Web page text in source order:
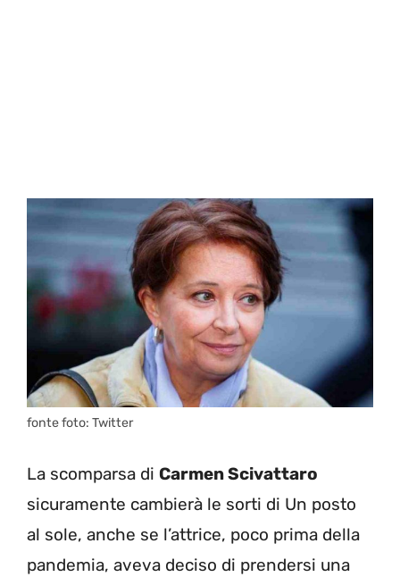
fonte foto: Twitter
La scomparsa di Carmen Scivattaro
sicuramente cambierà le sorti di Un posto
al sole, anche se l’attrice, poco prima della
pandemia, aveva deciso di prendersi una